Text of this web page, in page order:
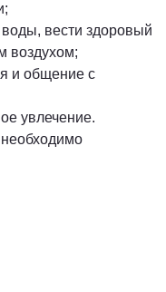
вести здоровый
воздухом;
и общение с
увлечение.